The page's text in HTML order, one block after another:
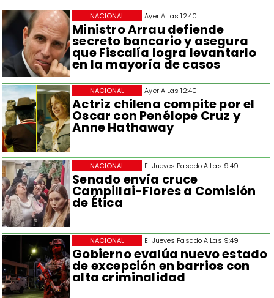
Ayer A Las 12:40
Ministro Arrau defiende
secreto bancario y asegura
que Fiscalía logra levantarlo
en la mayoría de casos
NACIONAL
Ayer A Las 12:40
Actriz chilena compite por el
Oscar con Penélope Cruz y
Anne Hathaway
NACIONAL
El Jueves Pasado A Las 9:49
Senado envía cruce
Campillai-Flores a Comisión
de Ética
NACIONAL
El Jueves Pasado A Las 9:49
Gobierno evalúa nuevo estado
de excepción en barrios con
alta criminalidad
NACIONAL